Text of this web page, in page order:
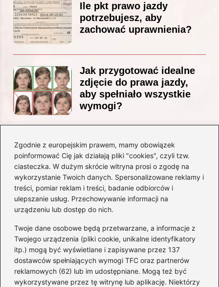
Zgodnie z europejskim prawem, mamy obowiązek
poinformować Cię jak działają pliki "cookies", czyli tzw.
ciasteczka. W dużym skrócie witryna prosi o zgodę na
wykorzystanie Twoich danych. Spersonalizowane reklamy i
treści, pomiar reklam i treści, badanie odbiorców i
ulepszanie usług. Przechowywanie informacji na
urządzeniu lub dostęp do nich.
Twoje dane osobowe będą przetwarzane, a informacje z
Twojego urządzenia (pliki cookie, unikalne identyfikatory
itp.) mogą być wyświetlane i zapisywane przez 137
dostawców spełniających wymogi TFC oraz partnerów
reklamowych (62) lub im udostępniane. Mogą też być
wykorzystywane przez tę witrynę lub aplikację. Niektórzy
Ile pkt prawo jazdy
potrzebujesz, aby
zachować uprawnienia?
Jak przygotować idealne
zdjęcie do prawa jazdy,
aby spełniało wszystkie
wymogi?
Czy Jarosław Kaczyński
posiada prawo jazdy? Oto
prawda, którą warto znać!
Kategorie
Akumulatory(71)
Benzyna i Diesel(68)
Motocykle(47)
Opony(77)